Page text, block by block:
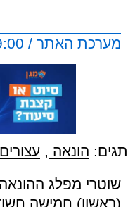
מערכת האתר / 19:00 17.05.26
תגים: הונאה , עצורים
שוטרי מפלג
(ראשון) חמישה